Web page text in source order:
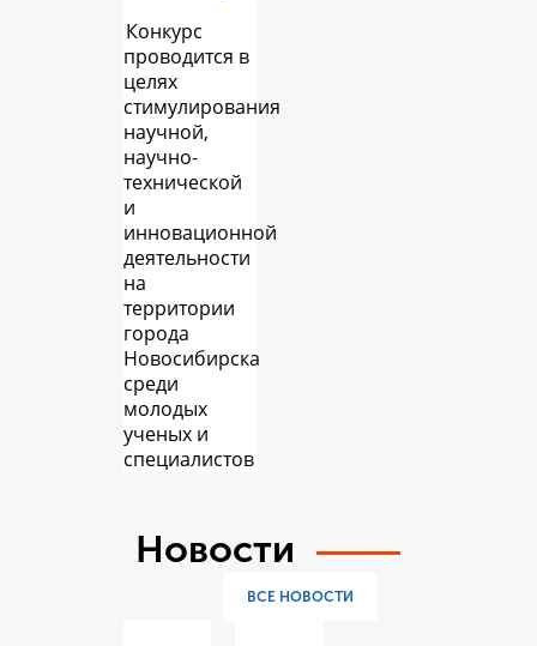
Конкурс
проводится в
целях
стимулирования
научной,
научно-
технической
и
инновационной
деятельности
на
территории
города
Новосибирска
среди
молодых
ученых и
специалистов
Новости
ВСЕ НОВОСТИ